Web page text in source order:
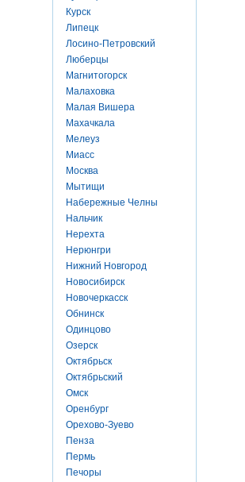
Курск
Липецк
Лосино-Петровский
Люберцы
Магнитогорск
Малаховка
Малая Вишера
Махачкала
Мелеуз
Миасс
Москва
Мытищи
Набережные Челны
Нальчик
Нерехта
Нерюнгри
Нижний Новгород
Новосибирск
Новочеркасск
Обнинск
Одинцово
Озерск
Октябрьск
Октябрьский
Омск
Оренбург
Орехово-Зуево
Пенза
Пермь
Печоры